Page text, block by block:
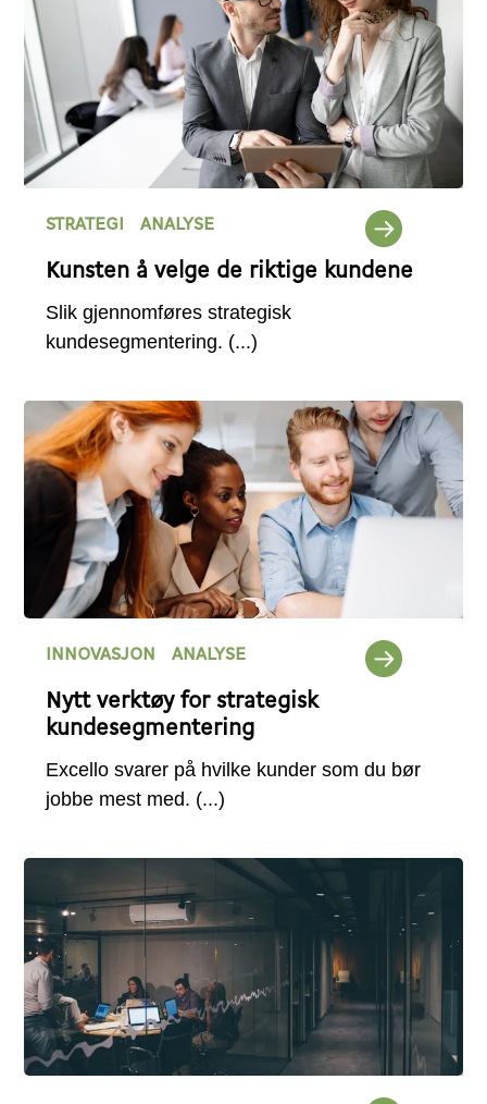
STRATEGI ANALYSE
Kunsten å velge de riktige kundene
Slik gjennomføres strategisk
kundesegmentering.
INNOVASJON ANALYSE
Nytt verktøy for strategisk
kundesegmentering
Excello svarer på hvilke kunder som du bør
jobbe mest med.